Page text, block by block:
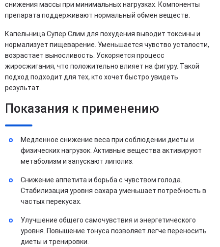
снижения массы при минимальных нагрузках. Компоненты
препарата поддерживают нормальный обмен веществ.
Капельница Супер Слим для похудения выводит токсины и
нормализует пищеварение. Уменьшается чувство усталости,
возрастает выносливость. Ускоряется процесс
жиросжигания, что положительно влияет на фигуру. Такой
подход подходит для тех, кто хочет быстро увидеть
результат.
Показания к применению
Медленное снижение веса при соблюдении диеты и
физических нагрузок. Активные вещества активируют
метаболизм и запускают липолиз.
Снижение аппетита и борьба с чувством голода.
Стабилизация уровня сахара уменьшает потребность в
частых перекусах.
Улучшение общего самочувствия и энергетического
уровня. Повышение тонуса позволяет легче переносить
диеты и тренировки.